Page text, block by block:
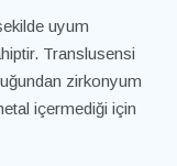
uyum
Translusensi
zirkonyum
içermediği için